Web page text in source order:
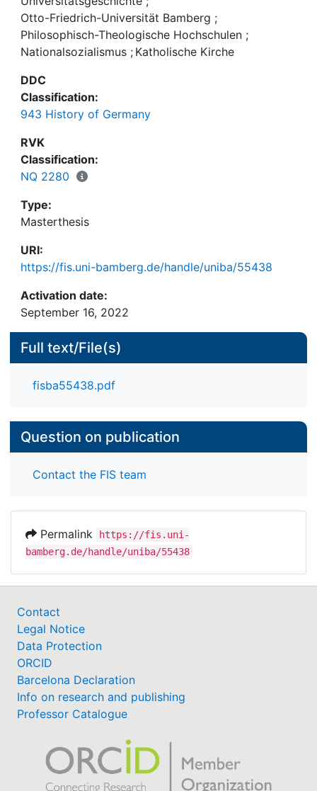
Priesternachwuchses durch den
Im zweiten Teil der Arbeit werden Akten des
Universitätsarchiv Bamberg zur Philosophisch-
Theologischen Hochschule Bamberg ausgewertet
und anhand dessen dargelegt, wie sich die
Einflussnahme des Nationalsozialismus konkret an
der Bamberger Hochschule auswirkte.
Otto-Friedrich-Universität Bamberg ;
Philosophisch-Theologische Hochschulen ;
Nationalsozialismus ; Katholische Kirche
DDC
Classification:
943 History of Germany
RVK
Classification:
NQ 2280
Type:
Masterthesis
URI:
https://fis.uni-bamberg.de/handle/uniba/55438
Activation date:
September 16, 2022
Full text/File(s)
fisba55438.pdf
Question on publication
Contact the FIS team
Permalink
https://fis.uni-
bamberg.de/handle/uniba/55438
Contact
Legal Notice
Data Protection
ORCID
Barcelona Declaration
Info on research and publishing
Professor Catalogue